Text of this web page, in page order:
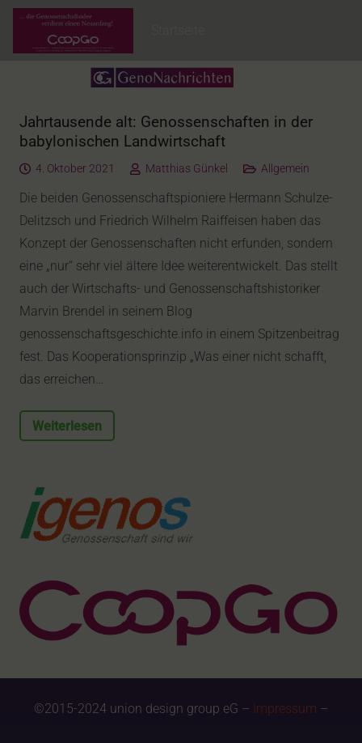
Jahrtausende alt: Genossenschaften in der
babylonischen Landwirtschaft
4. Oktober 2021 Matthias Günkel Allgemein
Die beiden Genossenschaftspioniere Hermann Schulze-
Delitzsch und Friedrich Wilhelm Raiffeisen haben das
Konzept der Genossenschaften nicht erfunden, sondern
eine „nur“ sehr viel ältere Idee weiterentwickelt. Das stellt
auch der Wirtschafts- und Genossenschaftshistoriker
Marvin Brendel in seinem Blog
genossenschaftsgeschichte.info in einem Spitzenbeitrag
fest. Das Kooperationsprinzip „Was einer nicht schafft,
das erreichen…
Weiterlesen
©2015-2024 union design group eG – Impressum –